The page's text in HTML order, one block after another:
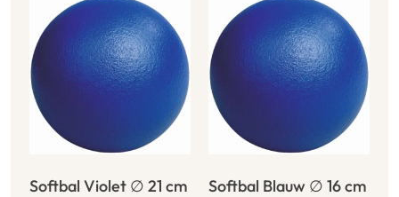
Softbal Violet ∅ 21 cm Softbal Blauw ∅ 16 cm